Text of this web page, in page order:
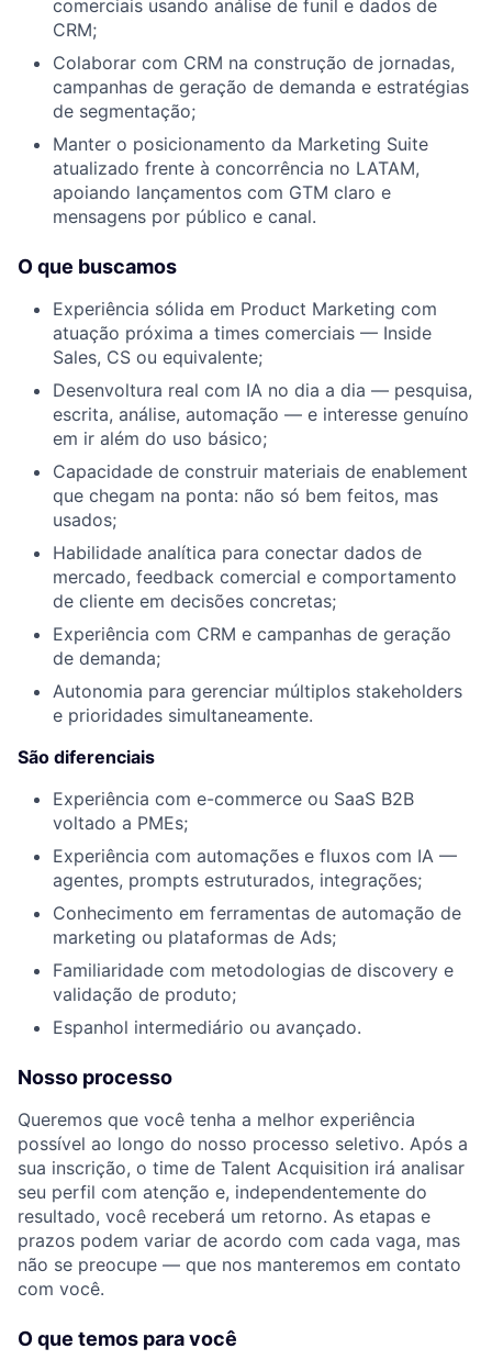
comerciais usando análise de funil e dados de
CRM;
Colaborar com CRM na construção de jornadas,
campanhas de geração de demanda e estratégias
de segmentação;
Manter o posicionamento da Marketing Suite
atualizado frente à concorrência no LATAM,
apoiando lançamentos com GTM claro e
mensagens por público e canal.
O que buscamos
Experiência sólida em Product Marketing com
atuação próxima a times comerciais — Inside
Sales, CS ou equivalente;
Desenvoltura real com IA no dia a dia — pesquisa,
escrita, análise, automação — e interesse genuíno
em ir além do uso básico;
Capacidade de construir materiais de enablement
que chegam na ponta: não só bem feitos, mas
usados;
Habilidade analítica para conectar dados de
mercado, feedback comercial e comportamento
de cliente em decisões concretas;
Experiência com CRM e campanhas de geração
de demanda;
Autonomia para gerenciar múltiplos stakeholders
e prioridades simultaneamente.
São diferenciais
Experiência com e-commerce ou SaaS B2B
voltado a PMEs;
Experiência com automações e fluxos com IA —
agentes, prompts estruturados, integrações;
Conhecimento em ferramentas de automação de
marketing ou plataformas de Ads;
Familiaridade com metodologias de discovery e
validação de produto;
Espanhol intermediário ou avançado.
Nosso processo
Queremos que você tenha a melhor experiência
possível ao longo do nosso processo seletivo. Após a
sua inscrição, o time de Talent Acquisition irá analisar
seu perfil com atenção e, independentemente do
resultado, você receberá um retorno. As etapas e
prazos podem variar de acordo com cada vaga, mas
não se preocupe — que nos manteremos em contato
com você.
O que temos para você